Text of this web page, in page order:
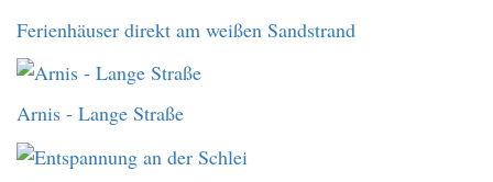
Ferienhäuser direkt am weißen Sandstrand
Arnis - Lange Straße